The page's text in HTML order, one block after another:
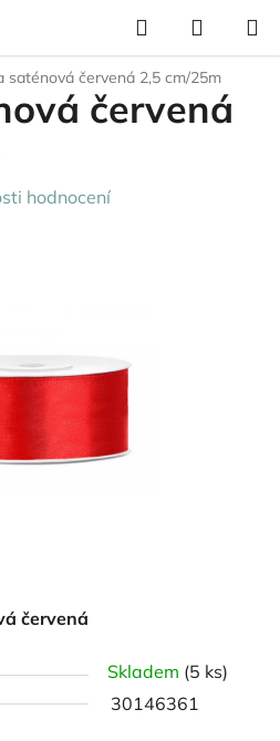
Hledat
KOŠÍK
saténová červená 2,5 cm/25m
červená
Skladem (5 ks)
30146361
červená
hodnocení